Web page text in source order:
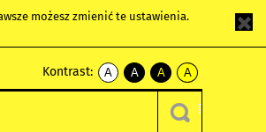
możesz zmienić te ustawienia.
Kontrast:
A
kontrast
A
kontrast
A
kontrast
żółty
tekst
A
kontrast
czarny
tekst